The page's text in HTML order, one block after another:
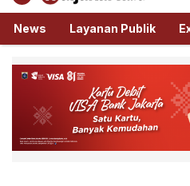
Haijakarta.id
Semua Tentang Jakarta
News Layanan Publik